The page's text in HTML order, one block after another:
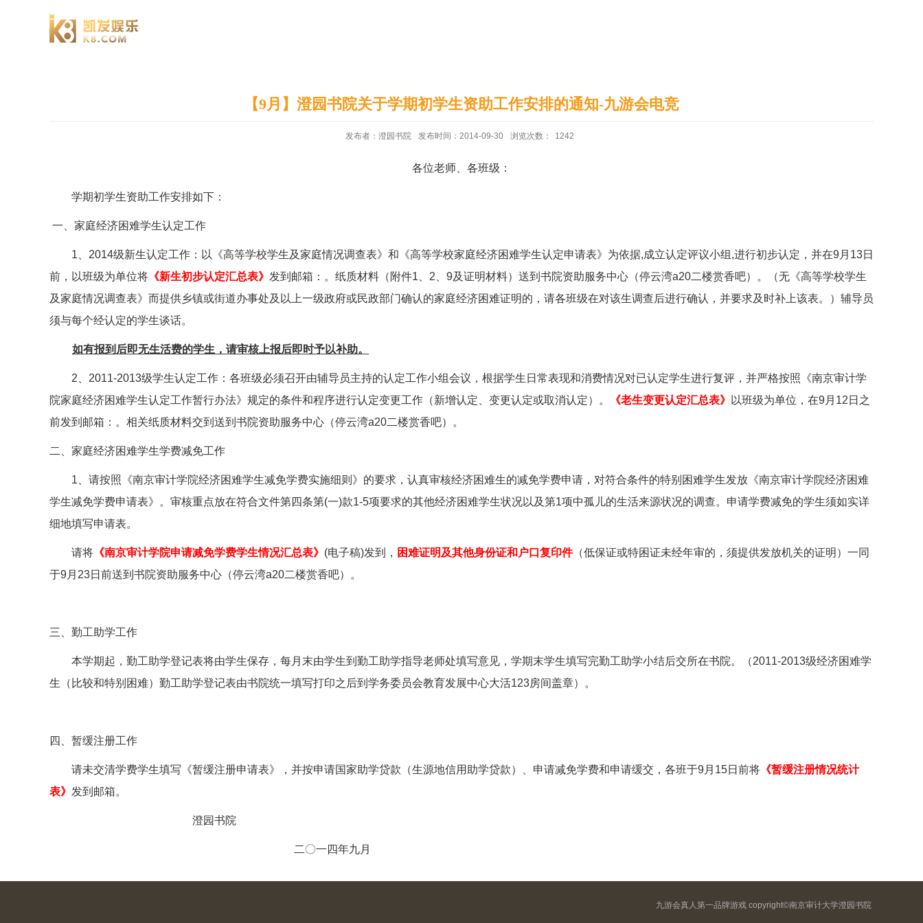
【9月】澄园书院关于学期初学生资助工作安排的通知-九游会电竞
发布者：澄园书院 发布时间：2014-09-30 浏览次数： 1242
各位老师、各班级：
学期初学生资助工作安排如下：
一、家庭经济困难学生认定工作
1 2014级新生认定工作：以《高等学校学生及家庭情况调查表》和 《高等学校家庭经济困难学生认定申请表》 为依据,成立认定评议小组 ,进行初步认定，并在9月 13日
前，以班级为单位将 《新生初步认定汇总表》 发到邮箱： 。纸质材料（附件1 2 9及证明材料）送到书院资助服务中心（停云湾a20二楼赏香吧）。（无《高等学校学生
及家庭情况调查表》而提供乡镇或街道办事处及以上一级政府或民政部门确认的家庭经济困难证明的，请各班级在对该生调查后进行确认，并要求及时补上该表。）辅导员
须与每个经认定的学生谈话。
如有报到后即无生活费的学生，请审核上报后即时予以补助。
2 2011-2013级学生认定工作：各班级必须召开由辅导员主持的认定工作小组会议，根据学生日常表现和消费情况对已认定学生进行复评，并严格按照《南京审计学
院家庭经济困难学生认定工作暂行办法》规定的条件和程序进行认定变更工作（新增认定、变更认定或取消认定）。
《老生变更认定汇总表》 以班级为单位，在9月 12 日之
前发到邮箱： 。相关纸质材料交到送到书院资助服务中心（停云湾a20二楼赏香吧）。
二、家庭经济困难学生学费减免工作
1 、请按照《南京审计学院经济困难学生减免学费实施细则》的要求，认真审核经济困难生的减免学费申请，对符合条件的特别困难学生发放《南京审计学院经济困难
学生减免学费申请表》。审核重点放在符合文件第四条第(一)款1-5项要求的其他经济困难学生状况以及第1项中孤儿的生活来源状况的调查。申请学费减免的学生须如实详
细地填写申请表。
请将 《南京审计学院申请减免学费学生情况汇总表》 (电子稿)发到 ， 困难证明及其他身份证和户口复印件（低保证或特困证未经年审的，须提供发放机关的证明）一同
于9月 23日前送到书院资助服务中心（停云湾a20二楼赏香吧）。
三、勤工助学工作
本学期起，勤工助学登记表将由学生保存，每月末由学生到勤工助学指导老师处填写意见，学期末学生填写完勤工助学小结后交所在书院。（2011-2013级经济困难学
生（比较和特别困难）勤工助学登记表由书院统一填写打印之后到学务委员会教育发展中心大活123房间盖章）。
四、暂缓注册工作
请未交清学费学生填写《暂缓注册申请表》，并按申请国家助学贷款（生源地信用助学贷款）、申请减免学费和申请缓交，各班于9月 15日前将 《暂缓注册情况统计
表》 发到邮箱。
澄园书院
二〇一四年九月
九游会真人第一品牌游戏 copyright©南京审计大学澄园书院